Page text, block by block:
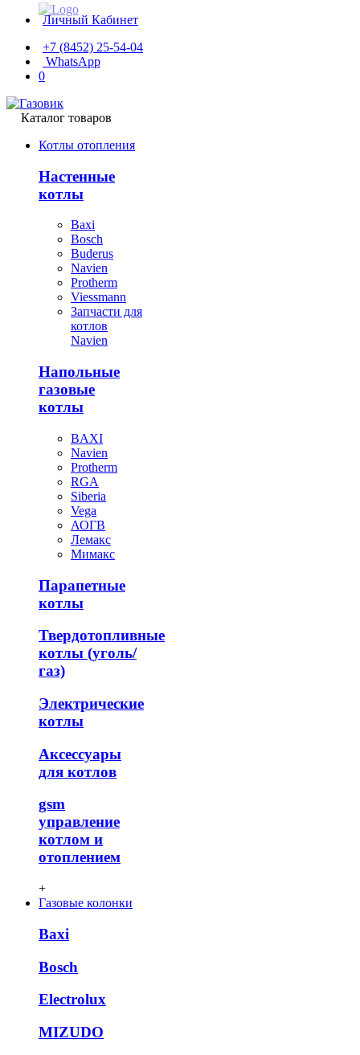
Личный Кабинет
+7 (8452) 25-54-04
WhatsApp
0
Каталог товаров
Котлы отопления
Настенные
котлы
Baxi
Bosch
Buderus
Navien
Protherm
Viessmann
Запчасти для
котлов
Navien
Напольные
газовые
котлы
BAXI
Navien
Protherm
RGA
Siberia
Vega
АОГВ
Лемакс
Мимакс
Парапетные
котлы
Твердотопливные
котлы (уголь/
газ)
Электрические
котлы
Аксессуары
для котлов
gsm
управление
котлом и
отоплением
+
Газовые колонки
Baxi
Bosch
Electrolux
MIZUDO